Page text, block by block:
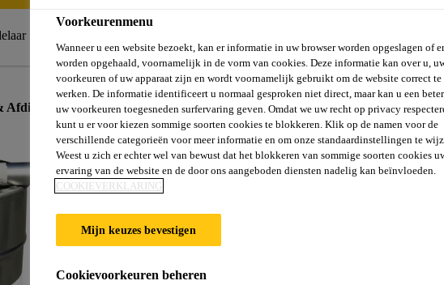
Afdichten Voegen en Scheuren Vloervoegen Vloervoegkit
Sikaflex®-406
Hoogperformante, zelfvloeiende
uithardingsversneller
Sikaflex®-406 KC is een 1-component,
Voorkeurenmenu
Wanneer u een website bezoekt, kan er informatie in uw browser worden opgeslagen of
worden opgehaald, voornamelijk in de vorm van cookies. Deze informatie kan over u,
voorkeuren of uw apparaat zijn en wordt voornamelijk gebruikt om de website correct te
werken. De informatie identificeert u normaal gesproken niet direct, maar kan u een
uw voorkeuren toegesneden surfervaring geven. Omdat we uw recht op privacy
kunt u er voor kiezen sommige soorten cookies te blokkeren. Klik op de namen voor de
verschillende categorieën voor meer informatie en om onze standaardinstellingen te
Weest u zich er echter wel van bewust dat het blokkeren van sommige soorten cookies
ervaring van de website en de door ons aangeboden diensten nadelig kan beïnvloeden.
COOKIEVERKLARING
Mijn keuzes bevestigen
Cookievoorkeuren beheren